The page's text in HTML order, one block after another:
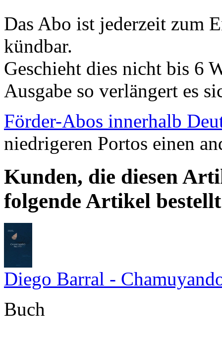
Das Abo ist jederzeit zum
kündbar.
Geschieht dies nicht bis 6
Ausgabe so verlängert es
Förder-Abos innerhalb
niedrigeren Portos einen
Kunden, die diesen
folgende Artikel
Diego Barral -
Buch